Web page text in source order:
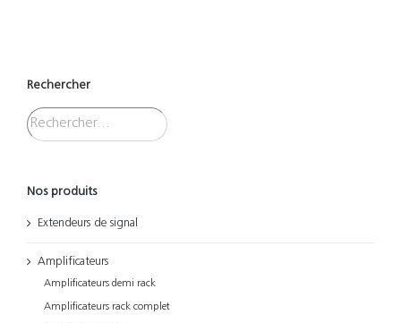
Rechercher
Nos produits
Extendeurs de signal
Amplificateurs
Amplificateurs demi rack
Amplificateurs rack complet